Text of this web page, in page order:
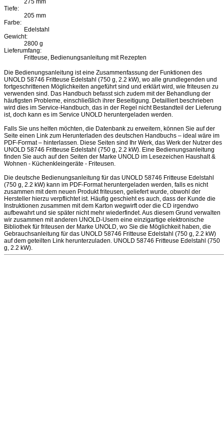
275 mm
Tiefe:
205 mm
Farbe:
Edelstahl
Gewicht:
2800 g
Lieferumfang:
Fritteuse, Bedienungsanleitung mit Rezepten
Die Bedienungsanleitung ist eine Zusammenfassung der Funktionen des
UNOLD 58746 Fritteuse Edelstahl (750 g, 2.2 kW), wo alle grundlegenden und
fortgeschrittenen Möglichkeiten angeführt sind und erklärt wird, wie friteusen zu
verwenden sind. Das Handbuch befasst sich zudem mit der Behandlung der
häufigsten Probleme, einschließlich ihrer Beseitigung. Detailliert beschrieben
wird dies im Service-Handbuch, das in der Regel nicht Bestandteil der Lieferung
ist, doch kann es im Service UNOLD heruntergeladen werden.
Falls Sie uns helfen möchten, die Datenbank zu erweitern, können Sie auf der
Seite einen Link zum Herunterladen des deutschen Handbuchs – ideal wäre im
PDF-Format – hinterlassen. Diese Seiten sind Ihr Werk, das Werk der Nutzer des
UNOLD 58746 Fritteuse Edelstahl (750 g, 2.2 kW). Eine Bedienungsanleitung
finden Sie auch auf den Seiten der Marke UNOLD im Lesezeichen Haushalt &
Wohnen - Küchenkleingeräte - Friteusen.
Die deutsche Bedienungsanleitung für das UNOLD 58746 Fritteuse Edelstahl
(750 g, 2.2 kW) kann im PDF-Format heruntergeladen werden, falls es nicht
zusammen mit dem neuen Produkt friteusen, geliefert wurde, obwohl der
Hersteller hierzu verpflichtet ist. Häufig geschieht es auch, dass der Kunde die
Instruktionen zusammen mit dem Karton wegwirft oder die CD irgendwo
aufbewahrt und sie später nicht mehr wiederfindet. Aus diesem Grund verwalten
wir zusammen mit anderen UNOLD-Usern eine einzigartige elektronische
Bibliothek für friteusen der Marke UNOLD, wo Sie die Möglichkeit haben, die
Gebrauchsanleitung für das UNOLD 58746 Fritteuse Edelstahl (750 g, 2.2 kW)
auf dem geteilten Link herunterzuladen. UNOLD 58746 Fritteuse Edelstahl (750
g, 2.2 kW).